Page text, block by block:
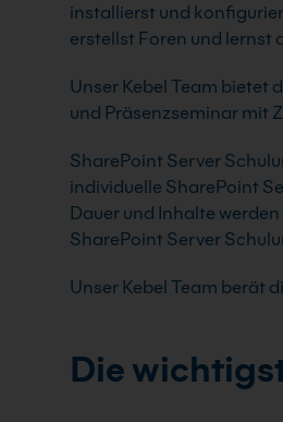
installierst und
erstellst Foren und lernst
Unser Kebel Team bietet
und Präsenzseminar mit
SharePoint Server
individuelle SharePoint
Dauer und Inhalte
SharePoint Server
Unser Kebel Team berät
Die